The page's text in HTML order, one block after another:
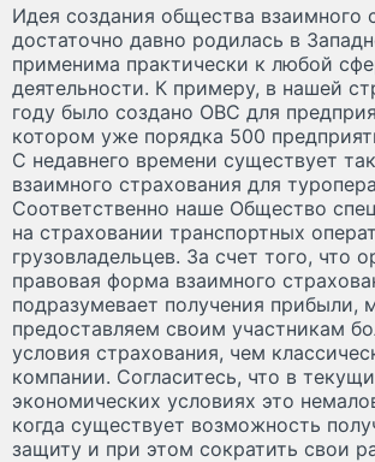
Идея создания общества взаимного
достаточно давно родилась в
применима практически к любой
деятельности. К примеру, в нашей
году было создано ОВС для
котором уже порядка 500
С недавнего времени существует
взаимного страхования для
Соответственно наше Общество
на страховании транспортных
грузовладельцев. За счет того, что
правовая форма взаимного
подразумевает получения прибыли,
предоставляем своим участникам
условия страхования, чем
компании. Согласитесь, что в
экономических условиях это
когда существует возможность
защиту и при этом сократить свои